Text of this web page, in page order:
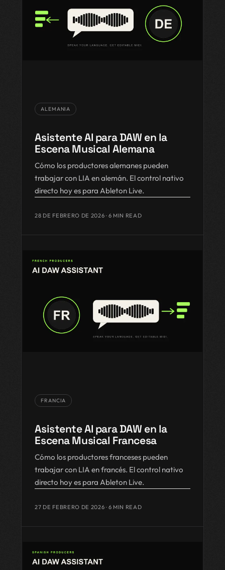
ALEMANIA
Asistente AI para DAW en la
Escena Musical Alemana
Cómo los productores alemanes pueden
trabajar con LIA en alemán. El control nativo
directo hoy es para Ableton Live.
28 DE FEBRERO DE 2026 · 6 MIN READ
FRANCIA
Asistente AI para DAW en la
Escena Musical Francesa
Cómo los productores franceses pueden
trabajar con LIA en francés. El control nativo
directo hoy es para Ableton Live.
27 DE FEBRERO DE 2026 · 6 MIN READ